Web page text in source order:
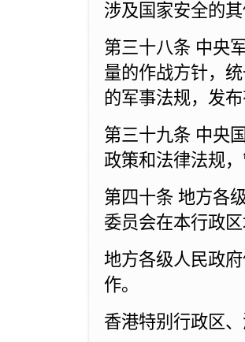
涉及国家安全的
第三十八条 中央
量的作战方针，
的军事法规，发
第三十九条 中央
政策和法律法规
第四十条 地方各
委员会在本行政
地方各级人民政
作。
香港特别行政区